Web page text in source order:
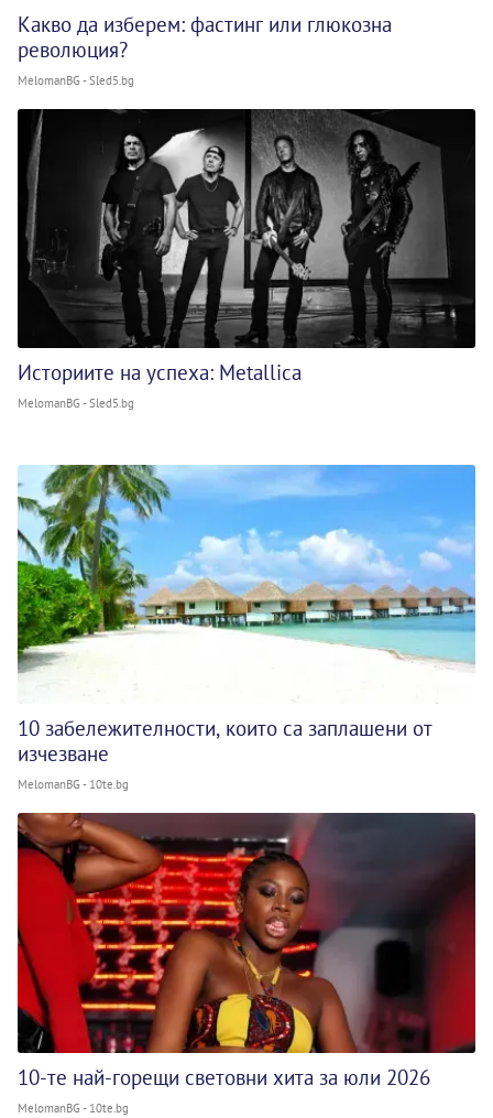
Какво да изберем: фастинг или глюкозна
революция?
MelomanBG - Sled5.bg
Историите на успеха: Metallica
MelomanBG - Sled5.bg
10 забележителности, които са заплашени от
изчезване
MelomanBG - 10te.bg
10-те най-горещи световни хита за юли 2026
MelomanBG - 10te.bg